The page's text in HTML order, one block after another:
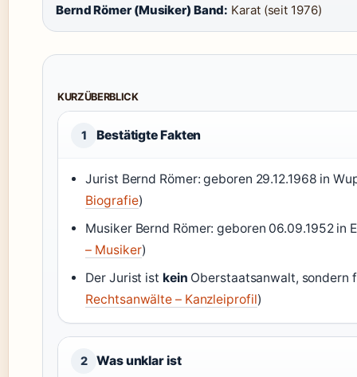
Bernd Römer (Musiker) Band: Karat (seit 1976)
KURZÜBERBLICK
1 Bestätigte Fakten
Jurist Bernd Römer: geboren 29.12.1968 in
Biografie)
Musiker Bernd Römer: geboren 06.09.1952 in
– Musiker)
Der Jurist ist kein Oberstaatsanwalt, sondern
Rechtsanwälte – Kanzleiprofil)
2 Was unklar ist